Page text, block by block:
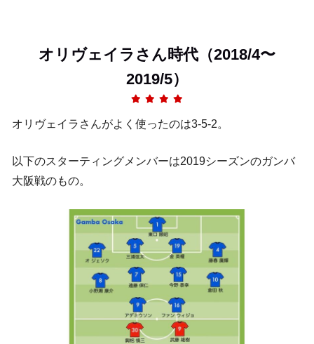
オリヴェイラさん時代（2018/4〜
2019/5）
オリヴェイラさんがよく使ったのは3-5-2。
以下のスターティングメンバーは2019シーズンのガンバ
大阪戦のもの。